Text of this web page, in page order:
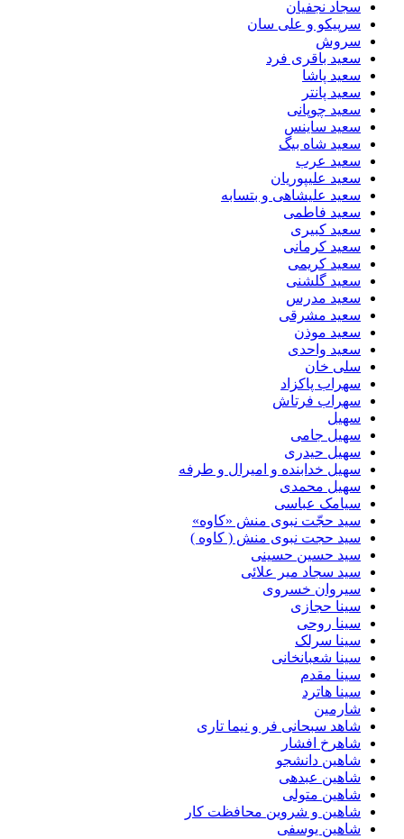
سجاد نجفیان
سرپیکو و علی سان
سروش
سعید باقری فرد
سعید پاشا
سعید پانتر
سعید چوپانی
سعید ساینس
سعید شاه بیگ
سعید عرب
سعید علیپوریان
سعید علیشاهی و بتسابه
سعید فاطمی
سعید کبیری
سعید کرمانی
سعید کریمی
سعید گلشنی
سعید مدرس
سعید مشرقی
سعید موذن
سعید واحدی
سلی خان
سهراب پاکزاد
سهراب فرتاش
سهیل
سهیل جامی
سهیل حیدری
سهیل خدابنده و امیرال و طرفه
سهیل محمدی
سیامک عباسی
سید حجّت نبوی منش «کاوه»
سید حجت نبوی منش ( کاوه )
سید حسین حسینى
سید سجاد میر علائی
سیروان خسروی
سینا حجازی
سینا روحی
سینا سرلک
سینا شعبانخانی
سینا مقدم
سینا هاترد
شارمین
شاهد سبحانی فر و نیما تاری
شاهرخ افشار
شاهین دانشجو
شاهین عبدهی
شاهین متولی
شاهین و شروین محافظت کار
شاهین یوسفی